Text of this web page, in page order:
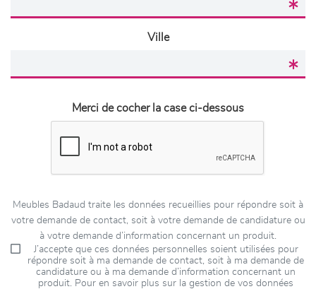
Ville
Merci de cocher la case ci-dessous
Meubles Badaud traite les données recueillies pour répondre soit à
votre demande de contact, soit à votre demande de candidature ou
à votre demande d’information concernant un produit.
J’accepte que ces données personnelles soient utilisées pour
répondre soit à ma demande de contact, soit à ma demande de
candidature ou à ma demande d’information concernant un
produit. Pour en savoir plus sur la gestion de vos données